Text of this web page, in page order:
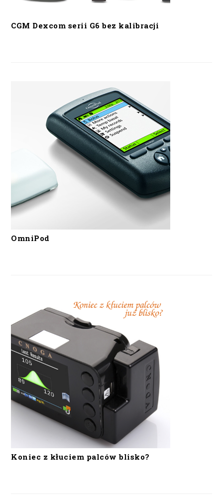
CGM Dexcom serii G6 bez kalibracji
OmniPod
Koniec z kłuciem palców blisko?